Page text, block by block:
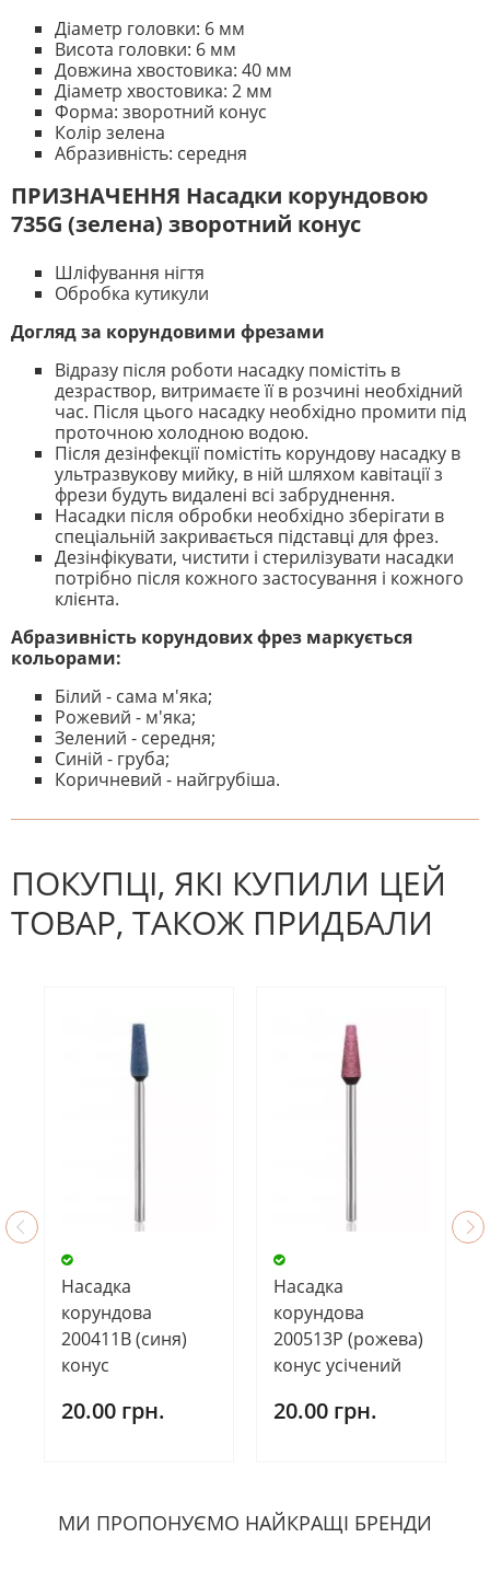
Діаметр головки: 6 мм
Висота головки: 6 мм
Довжина хвостовика: 40 мм
Діаметр хвостовика: 2 мм
Форма: зворотний конус
Колір зелена
Абразивність: середня
ПРИЗНАЧЕННЯ Насадки корундовою
735G (зелена) зворотний конус
Шліфування нігтя
Обробка кутикули
Догляд за корундовими фрезами
Відразу після роботи насадку помістіть в
дезраствор, витримаєте її в розчині необхідний
час. Після цього насадку необхідно промити під
проточною холодною водою.
Після дезінфекції помістіть корундову насадку в
ультразвукову мийку, в ній шляхом кавітації з
фрези будуть видалені всі забруднення.
Насадки після обробки необхідно зберігати в
спеціальній закривається підставці для фрез.
Дезінфікувати, чистити і стерилізувати насадки
потрібно після кожного застосування і кожного
клієнта.
Абразивність корундових фрез маркується
кольорами:
Білий - сама м'яка;
Рожевий - м'яка;
Зелений - середня;
Синій - груба;
Коричневий - найгрубіша.
На даний час немає відгуків. Ви
ПОКУПЦІ, ЯКІ КУПИЛИ ЦЕЙ
ТОВАР, ТАКОЖ ПРИДБАЛИ
Насадка
корундова
200411В (синя)
конус
20.00 грн.
Насадка
корундова
200513Р (рожева)
конус усічений
20.00 грн.
МИ ПРОПОНУЄМО НАЙКРАЩІ БРЕНДИ